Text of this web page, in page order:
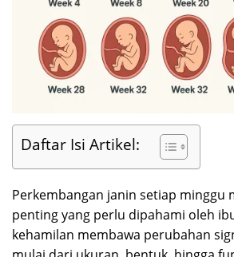
Daftar Isi Artikel:
Perkembangan janin setiap minggu
penting yang perlu dipahami oleh
kehamilan membawa perubahan